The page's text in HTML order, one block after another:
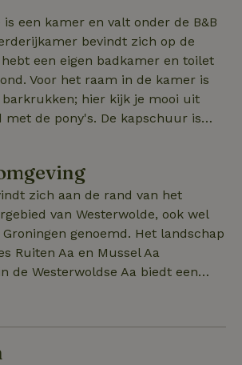
een kamer en valt onder de B&B
bevindt zich op de
een eigen badkamer en toilet
Voor het raam in de kamer is
hier kijk je mooi uit
De kapschuur is
oergezellige ontbijtruimte met
mogelijk gemaakt met eigen-
(zie
bij natuurhuisje Onstwedde).
van de tuin met zitjes,
eigen vuurkorf. Hout sprokkelen in
of te koop bij de verhuurder. Nabij
en Groningen Airport (40
de Burcht Wedde
Smeerling.
zich aan de rand van het
van Westerwolde, ook wel
genoemd. Het landschap
Ruiten Aa en Mussel Aa
de Westerwoldse Aa biedt een
en fauna. Vanuit de tuin heb je
natuurgebied.
reeën en fazanten en spot je vele